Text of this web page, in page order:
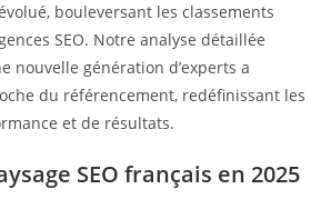
bouleversant les classements
SEO. Notre analyse détaillée
nouvelle génération d’experts a
du référencement, redéfinissant les
et de résultats.
SEO français en 2025